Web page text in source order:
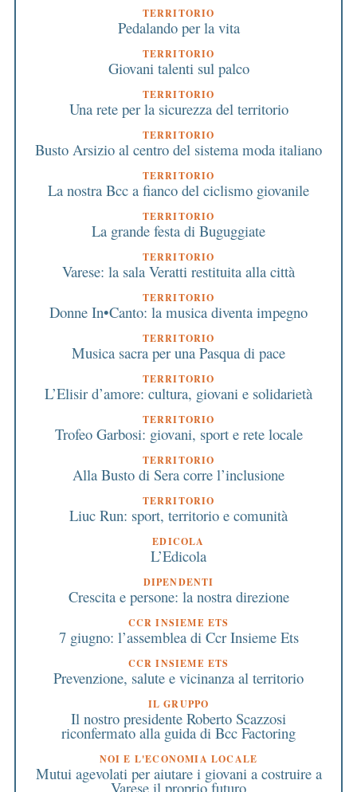
TERRITORIO
Pedalando per la vita
TERRITORIO
Giovani talenti sul palco
TERRITORIO
Una rete per la sicurezza del territorio
TERRITORIO
Busto Arsizio al centro del sistema moda italiano
TERRITORIO
La nostra Bcc a fianco del ciclismo giovanile
TERRITORIO
La grande festa di Buguggiate
TERRITORIO
Varese: la sala Veratti restituita alla città
TERRITORIO
Donne In•Canto: la musica diventa impegno
TERRITORIO
Musica sacra per una Pasqua di pace
TERRITORIO
L’Elisir d’amore: cultura, giovani e solidarietà
TERRITORIO
Trofeo Garbosi: giovani, sport e rete locale
TERRITORIO
Alla Busto di Sera corre l’inclusione
TERRITORIO
Liuc Run: sport, territorio e comunità
EDICOLA
L’Edicola
DIPENDENTI
Crescita e persone: la nostra direzione
CCR INSIEME ETS
7 giugno: l’assemblea di Ccr Insieme Ets
CCR INSIEME ETS
Prevenzione, salute e vicinanza al territorio
IL GRUPPO
Il nostro presidente Roberto Scazzosi
riconfermato alla guida di Bcc Factoring
NOI E L'ECONOMIA LOCALE
Mutui agevolati per aiutare i giovani a costruire a
Varese il proprio futuro